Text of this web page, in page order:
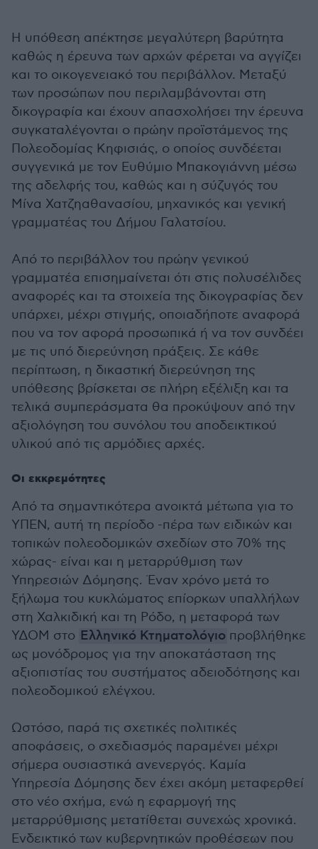
Η υπόθεση απέκτησε μεγαλύτερη βαρύτητα
καθώς η έρευνα των αρχών φέρεται να αγγίζει
και το οικογενειακό του περιβάλλον. Μεταξύ
των προσώπων που περιλαμβάνονται στη
δικογραφία και έχουν απασχολήσει την έρευνα
συγκαταλέγονται ο πρώην προϊστάμενος της
Πολεοδομίας Κηφισιάς, ο οποίος συνδέεται
συγγενικά με τον Ευθύμιο Μπακογιάννη μέσω
της αδελφής του, καθώς και η σύζυγός του
Μίνα Χατζηαθανασίου, μηχανικός και γενική
γραμματέας του Δήμου Γαλατσίου.
Από το περιβάλλον του πρώην γενικού
γραμματέα επισημαίνεται ότι στις πολυσέλιδες
αναφορές και τα στοιχεία της δικογραφίας δεν
υπάρχει, μέχρι στιγμής, οποιαδήποτε αναφορά
που να τον αφορά προσωπικά ή να τον συνδέει
με τις υπό διερεύνηση πράξεις. Σε κάθε
περίπτωση, η δικαστική διερεύνηση της
υπόθεσης βρίσκεται σε πλήρη εξέλιξη και τα
τελικά συμπεράσματα θα προκύψουν από την
αξιολόγηση του συνόλου του αποδεικτικού
υλικού από τις αρμόδιες αρχές.
Οι εκκρεμότητες
Από τα σημαντικότερα ανοικτά μέτωπα για το
ΥΠΕΝ, αυτή τη περίοδο -πέρα των ειδικών και
τοπικών πολεοδομικών σχεδίων στο 70% της
χώρας- είναι και η μεταρρύθμιση των
Υπηρεσιών Δόμησης. Έναν χρόνο μετά το
ξήλωμα του κυκλώματος επίορκων υπαλλήλων
στη Χαλκιδική και τη Ρόδο, η μεταφορά των
ΥΔΟΜ στο Ελληνικό Κτηματολόγιο προβλήθηκε
ως μονόδρομος για την αποκατάσταση της
αξιοπιστίας του συστήματος αδειοδότησης και
πολεοδομικού ελέγχου.
Ωστόσο, παρά τις σχετικές πολιτικές
αποφάσεις, ο σχεδιασμός παραμένει μέχρι
σήμερα ουσιαστικά ανενεργός. Καμία
Υπηρεσία Δόμησης δεν έχει ακόμη μεταφερθεί
στο νέο σχήμα, ενώ η εφαρμογή της
μεταρρύθμισης μετατίθεται συνεχώς χρονικά.
Ενδεικτικό των κυβερνητικών προθέσεων που